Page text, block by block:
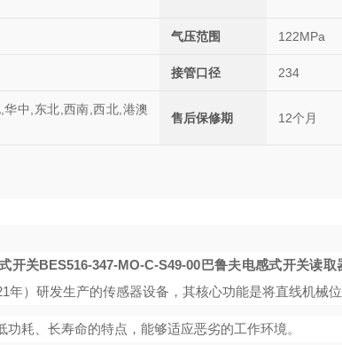
气压范围 122MPa
接管口径 234
中,东北,西南,西北,港澳
售后保修期 12个月
开关BES516-347-MO-C-S49-00巴鲁夫电感式开关读取
年）研发生产的传感器设备，其核心功能是将直线机械
耗、长寿命的特点，能够适应恶劣的工作环境。